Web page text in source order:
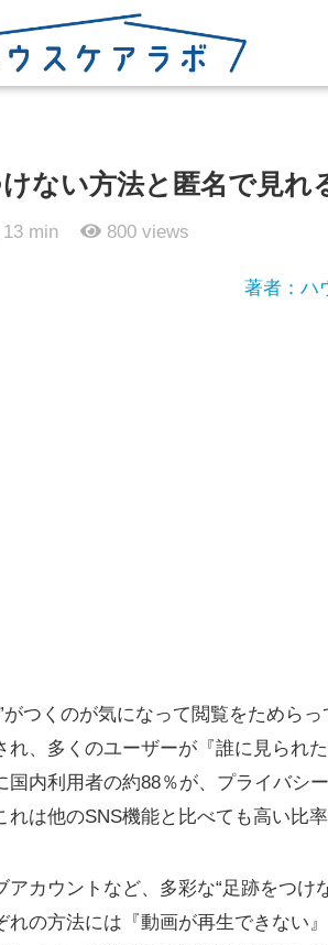
ない方法と匿名で見れ
13 min 800 views
著者：ハ
がつくのが気になって閲覧をためら
、多くのユーザーが『誰に見られ
内利用者の約88％が、プライバシ
は他のSNS機能と比べても高い比
カウントなど、多彩な“足跡をつけ
の方法には『動画が再生できない